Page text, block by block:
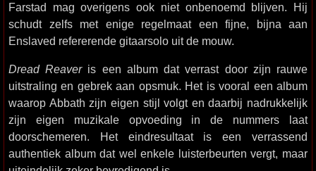
Farstad mag overigens ook niet onbenoemd blijven. Hij
schudt zelfs met enige regelmaat een fijne, bijna aan
Enslaved refererende gitaarsolo uit de mouw.
Dread Reaveris een album dat verrast door zijn rauwe
uitstraling en gebrek aan opsmuk. Het is vooral een album
waarop Abbath zijn eigen stijl volgt en daarbij nadrukkelijk
zijn eigen muzikale opvoeding in de nummers laat
doorschemeren. Het eindresultaat is een verrassend
authentiek album dat wel enkele luisterbeurten vergt, maar